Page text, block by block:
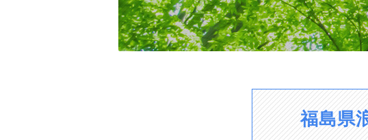
福島県